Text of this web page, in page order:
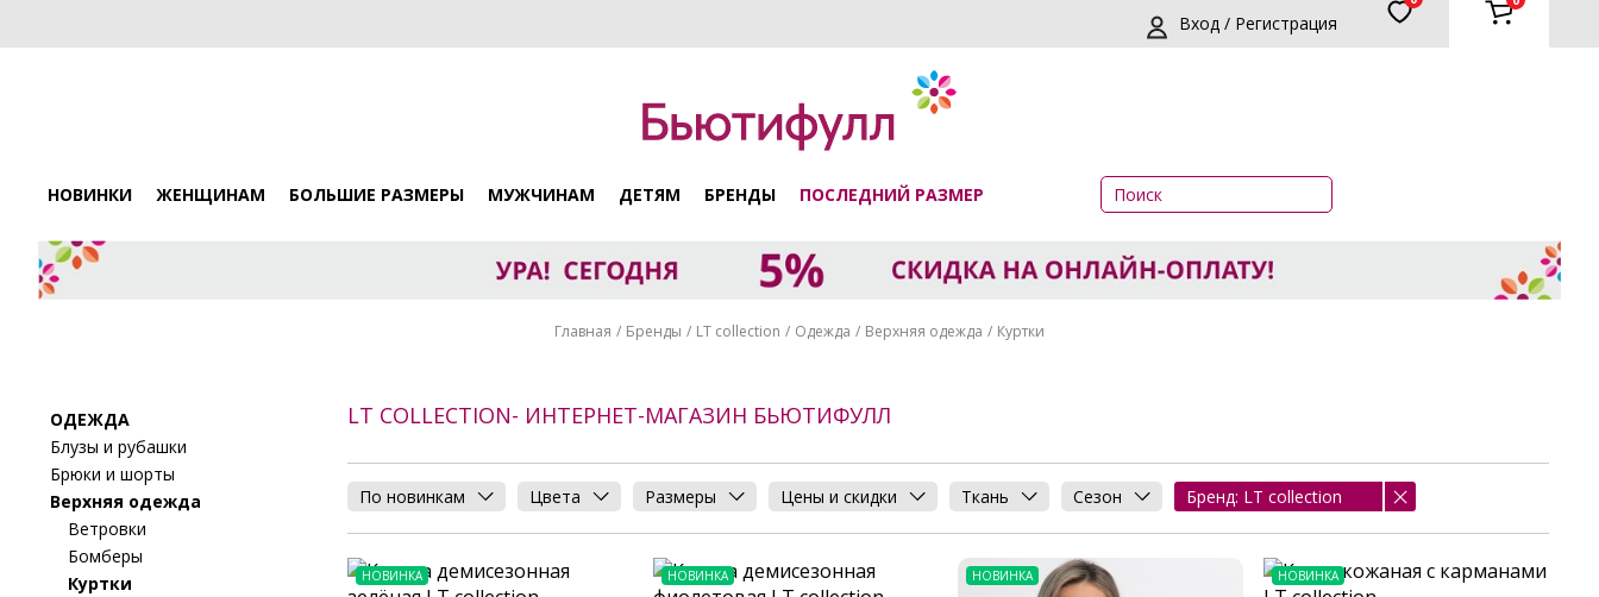
Вход / Регистрация
НОВИНКИ ЖЕНЩИНАМ БОЛЬШИЕ РАЗМЕРЫ МУЖЧИНАМ ДЕТЯМ БРЕНДЫ ПОСЛЕДНИЙ РАЗМЕР
Главная Бренды LT collection Одежда Верхняя одежда Куртки
ОДЕЖДА
Блузы и рубашки
Брюки и шорты
Верхняя одежда
Ветровки
Бомберы
Куртки
LT COLLECTION- ИНТЕРНЕТ-МАГАЗИН БЬЮТИФУЛЛ
По новинкам Цвета Размеры Цены и скидки Ткань Сезон Бренд: LT collection
НОВИНКА НОВИНКА НОВИНКА НОВИНКА